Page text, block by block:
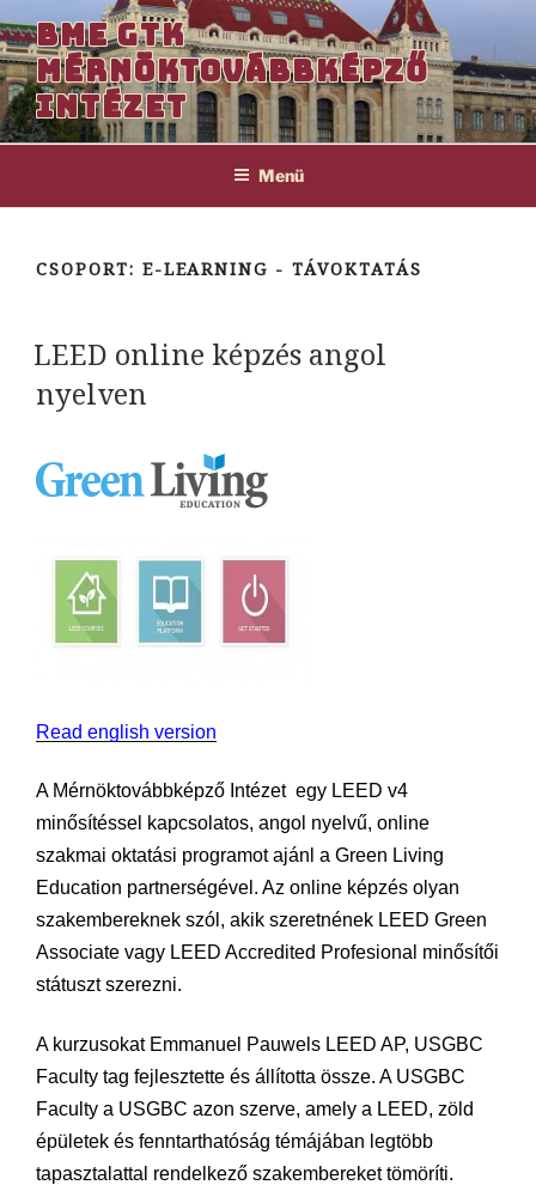
Tartalomhoz
BME GTK
MÉRNÖKTOVÁBBKÉPZŐ
INTÉZET
Menü
CSOPORT: E-LEARNING - TÁVOKTATÁS
LEED online képzés angol
nyelven
Read english version
A Mérnöktovábbképző Intézet egy LEED v4
minősítéssel kapcsolatos, angol nyelvű, online
szakmai oktatási programot ajánl a Green Living
Education partnerségével. Az online képzés olyan
szakembereknek szól, akik szeretnének LEED Green
Associate vagy LEED Accredited Profesional minősítői
státuszt szerezni.
A kurzusokat Emmanuel Pauwels LEED AP, USGBC
Faculty tag fejlesztette és állította össze. A USGBC
Faculty a USGBC azon szerve, amely a LEED, zöld
épületek és fenntarthatóság témájában legtöbb
tapasztalattal rendelkező szakembereket tömöríti.